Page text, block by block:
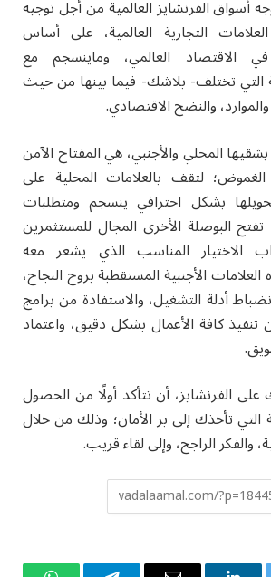
أسواق الفرنشايز العالمية من أجل توجيه
التجارية العالمية، على أساس
الاقتصاد العالمي، وماينسجم مع
التي تختلف- بلاشك- فيما بينها من حيث
والنضج الاقتصادي.
المحلي والأجنبي، هي المفتاح الآمن
لتقف بالعلامات المحلية على
بشكل احترافي ينسجم ومتطلبات
تفتح البوصلة الأخرى المجال للمستثمرين
الاختيار المناسب الذي يشعر معه
الأجنبية المستقطبة بروح النجاح،
أدلة التشغيل، والاستفادة من برامج
كافة الأعمال بشكل دقيق، واعتماد
على الفرنشايز، أن تتأكد أولًا من الحصول
التي تأخذك إلى بر الأمان؛ وذلك من خلال
والفكر الراجح، وإلى لقاء قريب.